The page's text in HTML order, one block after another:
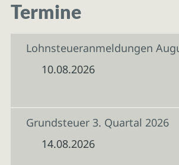
Termine
Lohnsteueranmeldungen
10.08.2026
Grundsteuer 3. Quartal 2026
14.08.2026